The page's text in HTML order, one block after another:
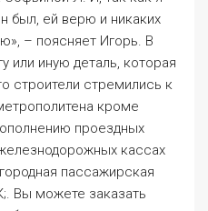
мы направим вас из
Первой была молодая
на меня, как
не в порядке, и пошла
Миша радовался так,
счастливых билетов.
3 часов после
замечательная формула:
dx. Надеюсь, эти
Вы проведете с